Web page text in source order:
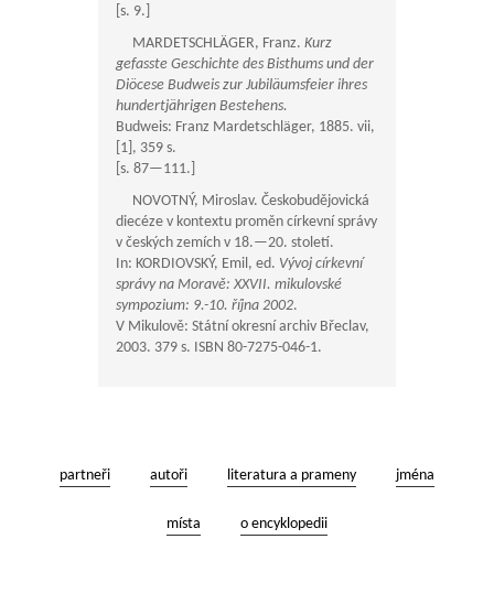
[s. 9.]
MARDETSCHLÄGER, Franz. Kurz
gefasste Geschichte des Bisthums und der
Diöcese Budweis zur Jubiläumsfeier ihres
hundertjährigen Bestehens.
Budweis: Franz Mardetschläger, 1885. vii,
[1], 359 s.
[s. 87—111.]
NOVOTNÝ, Miroslav. Českobudějovická
diecéze v kontextu proměn církevní správy
v českých zemích v 18.—20. století.
In: KORDIOVSKÝ, Emil, ed. Vývoj církevní
správy na Moravě: XXVII. mikulovské
sympozium: 9.-10. října 2002.
V Mikulově: Státní okresní archiv Břeclav,
2003. 379 s. ISBN 80-7275-046-1.
partneři autoři literatura a prameny jména
místa o encyklopedii